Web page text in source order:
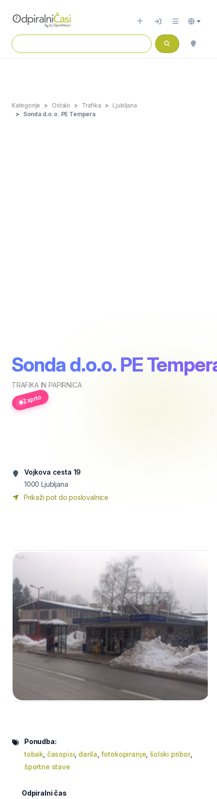
Kategorije Ostalo Trafika
Ljubljana
Sonda d.o.o. PE Tempera
Sonda d.o.o. PE
TRAFIKA IN PAPIRNICA
Zaprto
Vojkova cesta 19
1000 Ljubljana
Prikaži pot do poslovalnice
Ponudba:
tobak časopisi darila fotokopiranje šolski pribor,
športne stave
Odpiralni čas